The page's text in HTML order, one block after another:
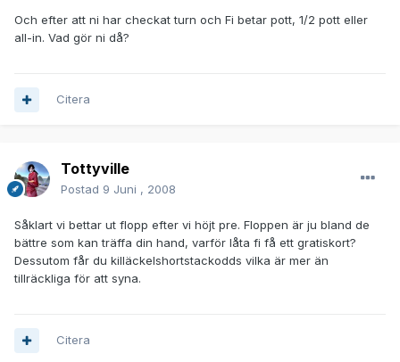
Och efter att ni har checkat turn och Fi betar pott, 1/2 pott eller
all-in. Vad gör ni då?
Citera
Tottyville
Postad 9 Juni , 2008
Såklart vi bettar ut flopp efter vi höjt pre. Floppen är ju bland de
bättre som kan träffa din hand, varför låta fi få ett gratiskort?
Dessutom får du killäckelshortstackodds vilka är mer än
tillräckliga för att syna.
Citera